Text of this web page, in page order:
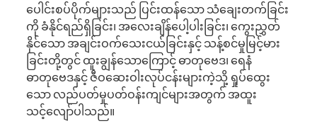
ပေါင်းစပ်ပိုက်များသည် ပြင်းထန်သော သံချေးတက်ခြင်း
ကို ခံနိုင်ရည်ရှိခြင်း၊ အလေးချိန်ပေါ့ပါးခြင်း၊ ကွေးညွှတ်
နိုင်သော အချင်းဝက်သေးငယ်ခြင်းနှင့် သန့်စင်မှုမြင့်မား
ခြင်းတို့တွင် ထူးချွန်သောကြောင့် ဓာတုဗေဒ၊ ရေနံ
ဓာတုဗေဒနှင့် ဇီဝဆေးဝါးလုပ်ငန်းများကဲ့သို့ ရှုပ်ထွေး
သော လည်ပတ်မှုပတ်ဝန်းကျင်များအတွက် အထူး
သင့်လျော်ပါသည်။